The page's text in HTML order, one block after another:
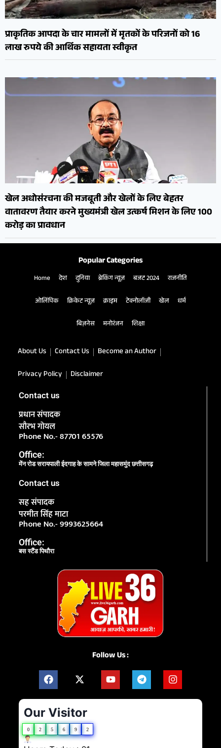
प्राकृतिक आपदा के चार मामलों में मृतकों के परिजनों को 16
लाख रुपये की आर्थिक सहायता स्वीकृत
खेल अधोसंरचना की मजबूती और खेलों के लिए बेहतर
वातावरण तैयार करने मुख्यमंत्री खेल उत्कर्ष मिशन के लिए 100
करोड़ का प्रावधान
Popular Categories
Home देश दुनिया ब्रेकिंग न्यूज़ बजट 2024 राजनीति
ओलिंपिक क्रिकेट न्यूज़ क्राइम टेक्नोलॉजी खेल धर्म
बिज़नेस मनोरंजन शिक्षा
About Us Contact Us
Become an Author
Privacy Policy
Disclaimer
Contact us
प्रधान संपादक
सौरभ गोयल
Phone No.- 87701 65576
Office:
मेंन रोड सरायपाली ईदगाह के सामने जिला महासमुंद छत्तीसगढ़
Contact us
सह संपादक
परमीत सिंह माटा
Phone No.- 9993625664
Office:
बस स्टैंड पिथौरा
Follow Us :
Our Visitor
0 2 5 6 9 2